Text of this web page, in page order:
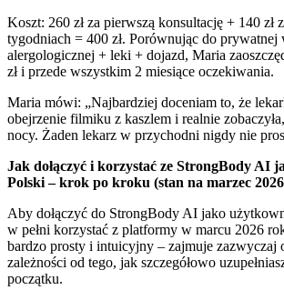
Koszt: 260 zł za pierwszą konsultację + 140 zł
tygodniach = 400 zł. Porównując do prywatnej
alergologicznej + leki + dojazd, Maria
zł i przede wszystkim 2 miesiące oczekiwania.
Maria mówi: „Najbardziej doceniam to, że
obejrzenie filmiku z kaszlem i realnie
nocy. Żaden lekarz w przychodni nigdy nie
Jak dołączyć i korzystać ze StrongBody AI
Polski – krok po kroku (stan na marzec
Aby dołączyć do StrongBody AI jako
w pełni korzystać z platformy w marcu 2026
bardzo prosty i intuicyjny – zajmuje zazwyczaj
zależności od tego, jak szczegółowo
początku.